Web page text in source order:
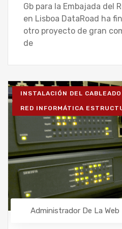
Gb para la Embajada del
en Lisboa DataRoad ha
otro proyecto de gran
de
INSTALACIÓN DEL CABLEADO
RED INFORMÁTICA
Administrador De La Web